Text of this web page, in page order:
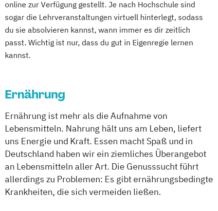
online zur Verfügung gestellt. Je nach Hochschule sind
sogar die Lehrveranstaltungen virtuell hinterlegt, sodass
du sie absolvieren kannst, wann immer es dir zeitlich
passt. Wichtig ist nur, dass du gut in Eigenregie lernen
kannst.
Ernährung
Ernährung ist mehr als die Aufnahme von
Lebensmitteln. Nahrung hält uns am Leben, liefert
uns Energie und Kraft. Essen macht Spaß und in
Deutschland haben wir ein ziemliches Überangebot
an Lebensmitteln aller Art. Die Genusssucht führt
allerdings zu Problemen: Es gibt ernährungsbedingte
Krankheiten, die sich vermeiden ließen.